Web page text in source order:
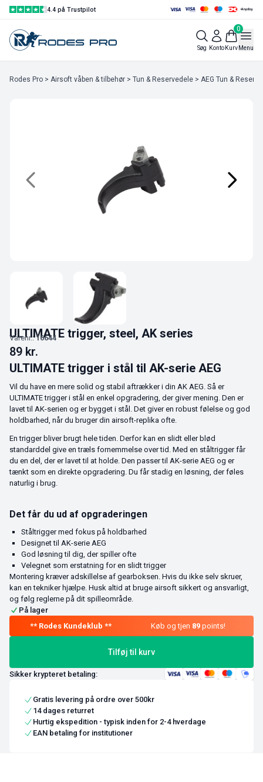
4.4 på Trustpilot
Søg Konto
0
KurvMenu
Rodes Pro > Airsoft våben & tilbehør > Tun & Reservedele > AEG Tun &
ULTIMATE trigger, steel, AK series
Varenr.:16644
89 kr.
ULTIMATE trigger i stål til AK-serie AEG
Vil du have en mere solid og stabil aftrækker i din AK AEG. Så er
ULTIMATE trigger i stål en enkel opgradering, der giver mening. Den er
lavet til AK-serien og er bygget i stål. Det giver en robust følelse og god
holdbarhed, når du bruger din airsoft-replika ofte.
En trigger bliver brugt hele tiden. Derfor kan en slidt eller blød
standarddel give en træls fornemmelse over tid. Med en ståltrigger får
du en del, der er lavet til at holde. Den passer til AK-serie AEG og er
tænkt som en direkte opgradering. Du får stadig en løsning, der føles
naturlig i brug.
Det får du ud af opgraderingen
Ståltrigger med fokus på holdbarhed
Designet til AK-serie AEG
God løsning til dig, der spiller ofte
Velegnet som erstatning for en slidt trigger
Montering kræver adskillelse af gearboksen. Hvis du ikke selv skruer,
kan en tekniker hjælpe. Husk altid at bruge airsoft sikkert og ansvarligt,
og følg reglerne på dit spilleområde.
På lager
Køb og tjen 89points!
Tilføj til kurv
Sikker krypteret betaling:
Gratis levering på ordre over 500kr
14 dages returret
Hurtig ekspedition - typisk inden for 2-4 hverdage
EAN betaling for institutioner